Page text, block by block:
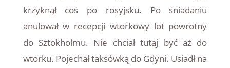
krzyknął coś po rosyjsku. Po śniadaniu
anulował w recepcji wtorkowy lot powrotny
do Sztokholmu. Nie chciał tutaj być aż do
wtorku. Pojechał taksówką do Gdyni. Usiadł na